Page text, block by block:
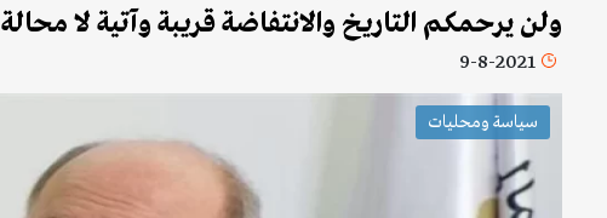
ولن يرحمكم التاريخ والانتفاضة قريبة وآتية لا محالة
9-8-2021
سياسة ومحليات